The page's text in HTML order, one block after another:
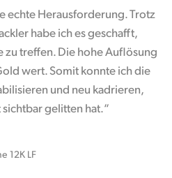
echte Herausforderung. Trotz
habe ich es geschafft,
zu treffen. Die hohe Auflösung
wert. Somit konnte ich die
und neu kadrieren,
gelitten hat.“
12K LF